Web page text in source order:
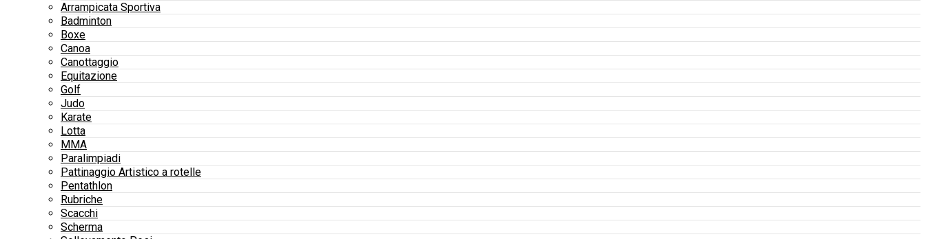
Arrampicata Sportiva
Badminton
Boxe
Canoa
Canottaggio
Equitazione
Golf
Judo
Karate
Lotta
MMA
Paralimpiadi
Pattinaggio Artistico a rotelle
Pentathlon
Rubriche
Scacchi
Scherma